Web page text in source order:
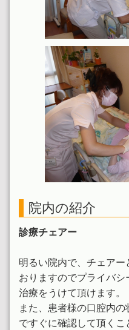
院内の紹介
診療チェアー
明るい院内で、チェア
おりますのでプライバ
治療をうけて頂けます。
また、患者様の口腔内
ですぐに確認して頂くこ